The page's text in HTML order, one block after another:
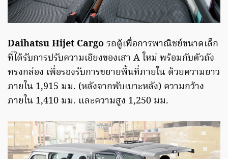
DaihatsuHijet Cargoรถตู้เพื่อการพาณิชย์ขนาดเล็ก
ที่ได้รับการปรับความเอียงของเสา A ใหม่ พร้อมกับตัวถัง
ทรงกล่อง เพื่อรองรับการขยายพื้นที่ภายใน ด้วยความยาว
ภายใน 1,915 มม. (หลังจากพับเบาะหลัง) ความกว้าง
ภายใน 1,410 มม. และความสูง 1,250 มม.